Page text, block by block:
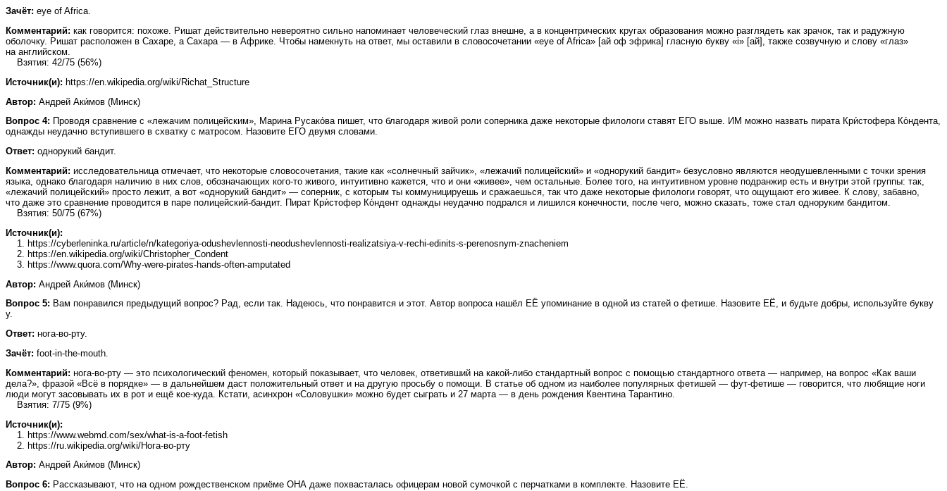
Зачёт: eye of Africa.
Комментарий: как говорится: похоже. Ришат действительно невероятно сильно напоминает человеческий глаз внешне, а в концентрических кругах образования можно разглядеть как зрачок, так и радужную
оболочку. Ришат расположен в Сахаре, а Сахара — в Африке. Чтобы намекнуть на ответ, мы оставили в словосочетании «eye of Africa» [ай оф эфрика] гласную букву «i» [ай], также созвучную и слову «глаз»
на английском.
Взятия: 42/75 (56%)
Источник(и): https://en.wikipedia.org/wiki/Richat_Structure
Автор: Андрей Аки́мов (Минск)
Вопрос 4: Проводя сравнение с «лежачим полицейским», Марина Русако́ва пишет, что благодаря живой роли соперника даже некоторые филологи ставят ЕГО выше. ИМ можно назвать пирата Кри́стофера Ко́ндента,
однажды неудачно вступившего в схватку с матросом. Назовите ЕГО двумя словами.
Ответ: однорукий бандит.
Комментарий: исследовательница отмечает, что некоторые словосочетания, такие как «солнечный зайчик», «лежачий полицейский» и «однорукий бандит» безусловно являются неодушевленными с точки зрения
языка, однако благодаря наличию в них слов, обозначающих кого-то живого, интуитивно кажется, что и они «живее», чем остальные. Более того, на интуитивном уровне подранжир есть и внутри этой группы: так,
«лежачий полицейский» просто лежит, а вот «однорукий бандит» — соперник, с которым ты коммуницируешь и сражаешься, так что даже некоторые филологи говорят, что ощущают его живее. К слову, забавно,
что даже это сравнение проводится в паре полицейский-бандит. Пират Кри́стофер Ко́ндент однажды неудачно подрался и лишился конечности, после чего, можно сказать, тоже стал одноруким бандитом.
Взятия: 50/75 (67%)
Источник(и):
1. https://cyberleninka.ru/article/n/kategoriya-odushevlennosti-neodushevlennosti-realizatsiya-v-rechi-edinits-s-perenosnym-znacheniem
2. https://en.wikipedia.org/wiki/Christopher_Condent
3. https://www.quora.com/Why-were-pirates-hands-often-amputated
Автор: Андрей Аки́мов (Минск)
Вопрос 5: Вам понравился предыдущий вопрос? Рад, если так. Надеюсь, что понравится и этот. Автор вопроса нашёл ЕЁ упоминание в одной из статей о фетише. Назовите ЕЁ, и будьте добры, используйте букву
у.
Ответ: нога-во-рту.
Зачёт: foot‑in‑the‑mouth.
Комментарий: нога-во‑рту — это психологический феномен, который показывает, что человек, ответивший на какой-либо стандартный вопрос с помощью стандартного ответа — например, на вопрос «Как ваши
дела?», фразой «Всё в порядке» — в дальнейшем даст положительный ответ и на другую просьбу о помощи. В статье об одном из наиболее популярных фетишей — фут-фетише — говорится, что любящие ноги
люди могут засовывать их в рот и ещё кое-куда. Кстати, асинхрон «Соловушки» можно будет сыграть и 27 марта — в день рождения Квентина Тарантино.
Взятия: 7/75 (9%)
Источник(и):
1. https://www.webmd.com/sex/what-is-a-foot-fetish
2. https://ru.wikipedia.org/wiki/Нога-во-рту
Автор: Андрей Аки́мов (Минск)
Вопрос 6: Рассказывают, что на одном рождественском приёме ОНА даже похвасталась офицерам новой сумочкой с перчатками в комплекте. Назовите ЕЁ.